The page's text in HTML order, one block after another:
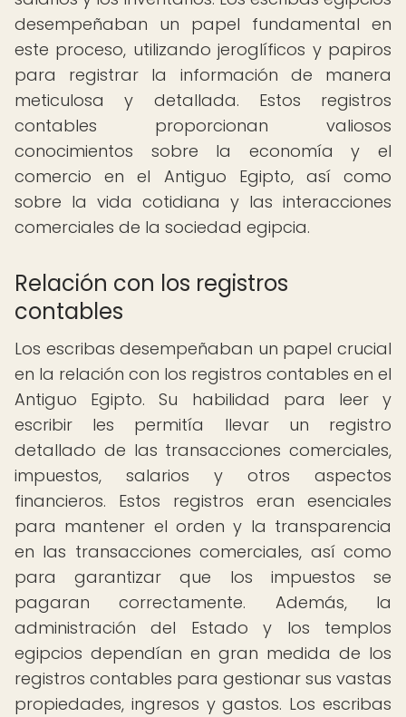
desempeñaban un papel fundamental en
este proceso, utilizando jeroglíficos y papiros
para registrar la información de manera
meticulosa y detallada. Estos registros
contables proporcionan valiosos
conocimientos sobre la economía y el
comercio en el Antiguo Egipto, así como
sobre la vida cotidiana y las interacciones
comerciales de la sociedad egipcia.
Relación con los registros
contables
Los escribas desempeñaban un papel crucial
en la relación con los registros contables en el
Antiguo Egipto. Su habilidad para leer y
escribir les permitía llevar un registro
detallado de las transacciones comerciales,
impuestos, salarios y otros aspectos
financieros. Estos registros eran esenciales
para mantener el orden y la transparencia
en las transacciones comerciales, así como
para garantizar que los impuestos se
pagaran correctamente. Además, la
administración del Estado y los templos
egipcios dependían en gran medida de los
registros contables para gestionar sus vastas
propiedades, ingresos y gastos. Los escribas